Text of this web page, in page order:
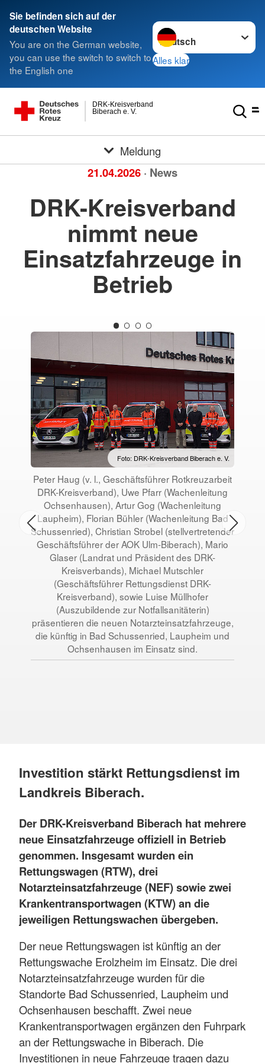
Sie befinden sich auf der
deutschen Website
You are on the German website,
you can use the switch to switch to
the English one
Sprache wechseln zu
Alles klar
Biberach e. V.
DRK-Kreisverband
Meldung
21.04.2026 · News
DRK-Kreisverband
nimmt neue
Einsatzfahrzeuge in
Betrieb
Foto: DRK-Kreisverband Biberach e. V.
Peter Haug (v. l., Geschäftsführer Rotkreuzarbeit
DRK-Kreisverband), Uwe Pfarr (Wachenleitung
Ochsenhausen), Artur Gog (Wachenleitung
Laupheim), Florian Bühler (Wachenleitung Bad
Schussenried), Christian Strobel (stellvertretender
Geschäftsführer der AOK Ulm-Biberach), Mario
Glaser (Landrat und Präsident des DRK-
Kreisverbands), Michael Mutschler
(Geschäftsführer Rettungsdienst DRK-
Kreisverband), sowie Luise Müllhofer
(Auszubildende zur Notfallsanitäterin)
präsentieren die neuen Notarzteinsatzfahrzeuge,
die künftig in Bad Schussenried, Laupheim und
Ochsenhausen im Einsatz sind.
Investition stärkt Rettungsdienst im
Landkreis Biberach.
Der DRK-Kreisverband Biberach hat mehrere
neue Einsatzfahrzeuge offiziell in Betrieb
genommen. Insgesamt wurden ein
Rettungswagen (RTW), drei
Notarzteinsatzfahrzeuge (NEF) sowie zwei
Krankentransportwagen (KTW) an die
jeweiligen Rettungswachen übergeben.
Der neue Rettungswagen ist künftig an der
Rettungswache Erolzheim im Einsatz. Die drei
Notarzteinsatzfahrzeuge wurden für die
Standorte Bad Schussenried, Laupheim und
Ochsenhausen beschafft. Zwei neue
Krankentransportwagen ergänzen den Fuhrpark
an der Rettungswache in Biberach. Die
Investitionen in neue Fahrzeuge tragen dazu